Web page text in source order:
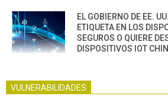
EL GOBIERNO DE EE.
ETIQUETA EN LOS
SEGUROS O QUIERE
DISPOSITIVOS IOT
VULNERABILIDADES